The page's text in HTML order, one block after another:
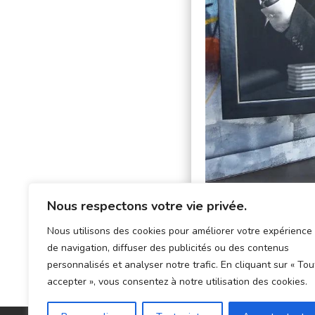
Nous respectons votre vie privée.
Nous utilisons des cookies pour améliorer votre expérience
de navigation, diffuser des publicités ou des contenus
personnalisés et analyser notre trafic. En cliquant sur «
accepter », vous consentez à notre utilisation des cookies.